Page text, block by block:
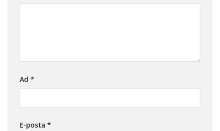
Ad *
E-posta *